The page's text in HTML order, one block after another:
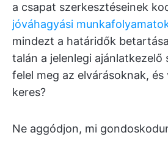
a csapat szerkesztéseinek
jóváhagyási
mindezt a határidők
talán a jelenlegi ajánlatkezelő
felel meg az elvárásoknak, és
keres?
Ne aggódjon, mi